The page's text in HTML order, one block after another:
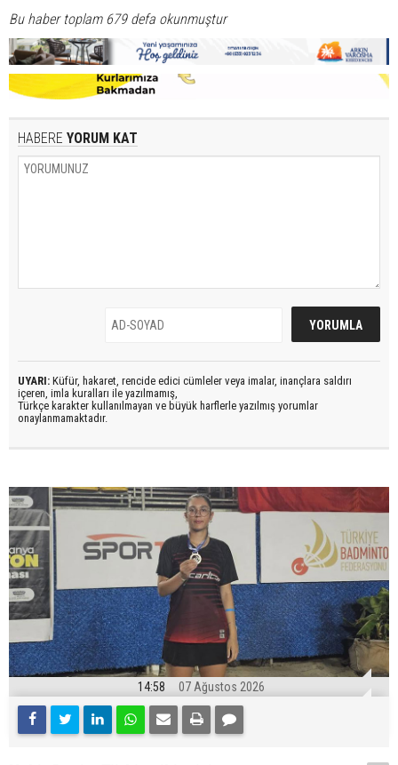
Bu haber toplam 679 defa okunmuştur
HABERE YORUM KAT
UYARI: Küfür, hakaret, rencide edici cümleler veya imalar, inançlara saldırı
içeren, imla kuralları ile yazılmamış,
Türkçe karakter kullanılmayan ve büyük harflerle yazılmış yorumlar
onaylanmamaktadır.
14:58 07 Ağustos 2026